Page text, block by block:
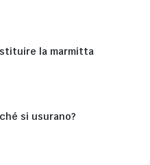
la marmitta
si usurano?